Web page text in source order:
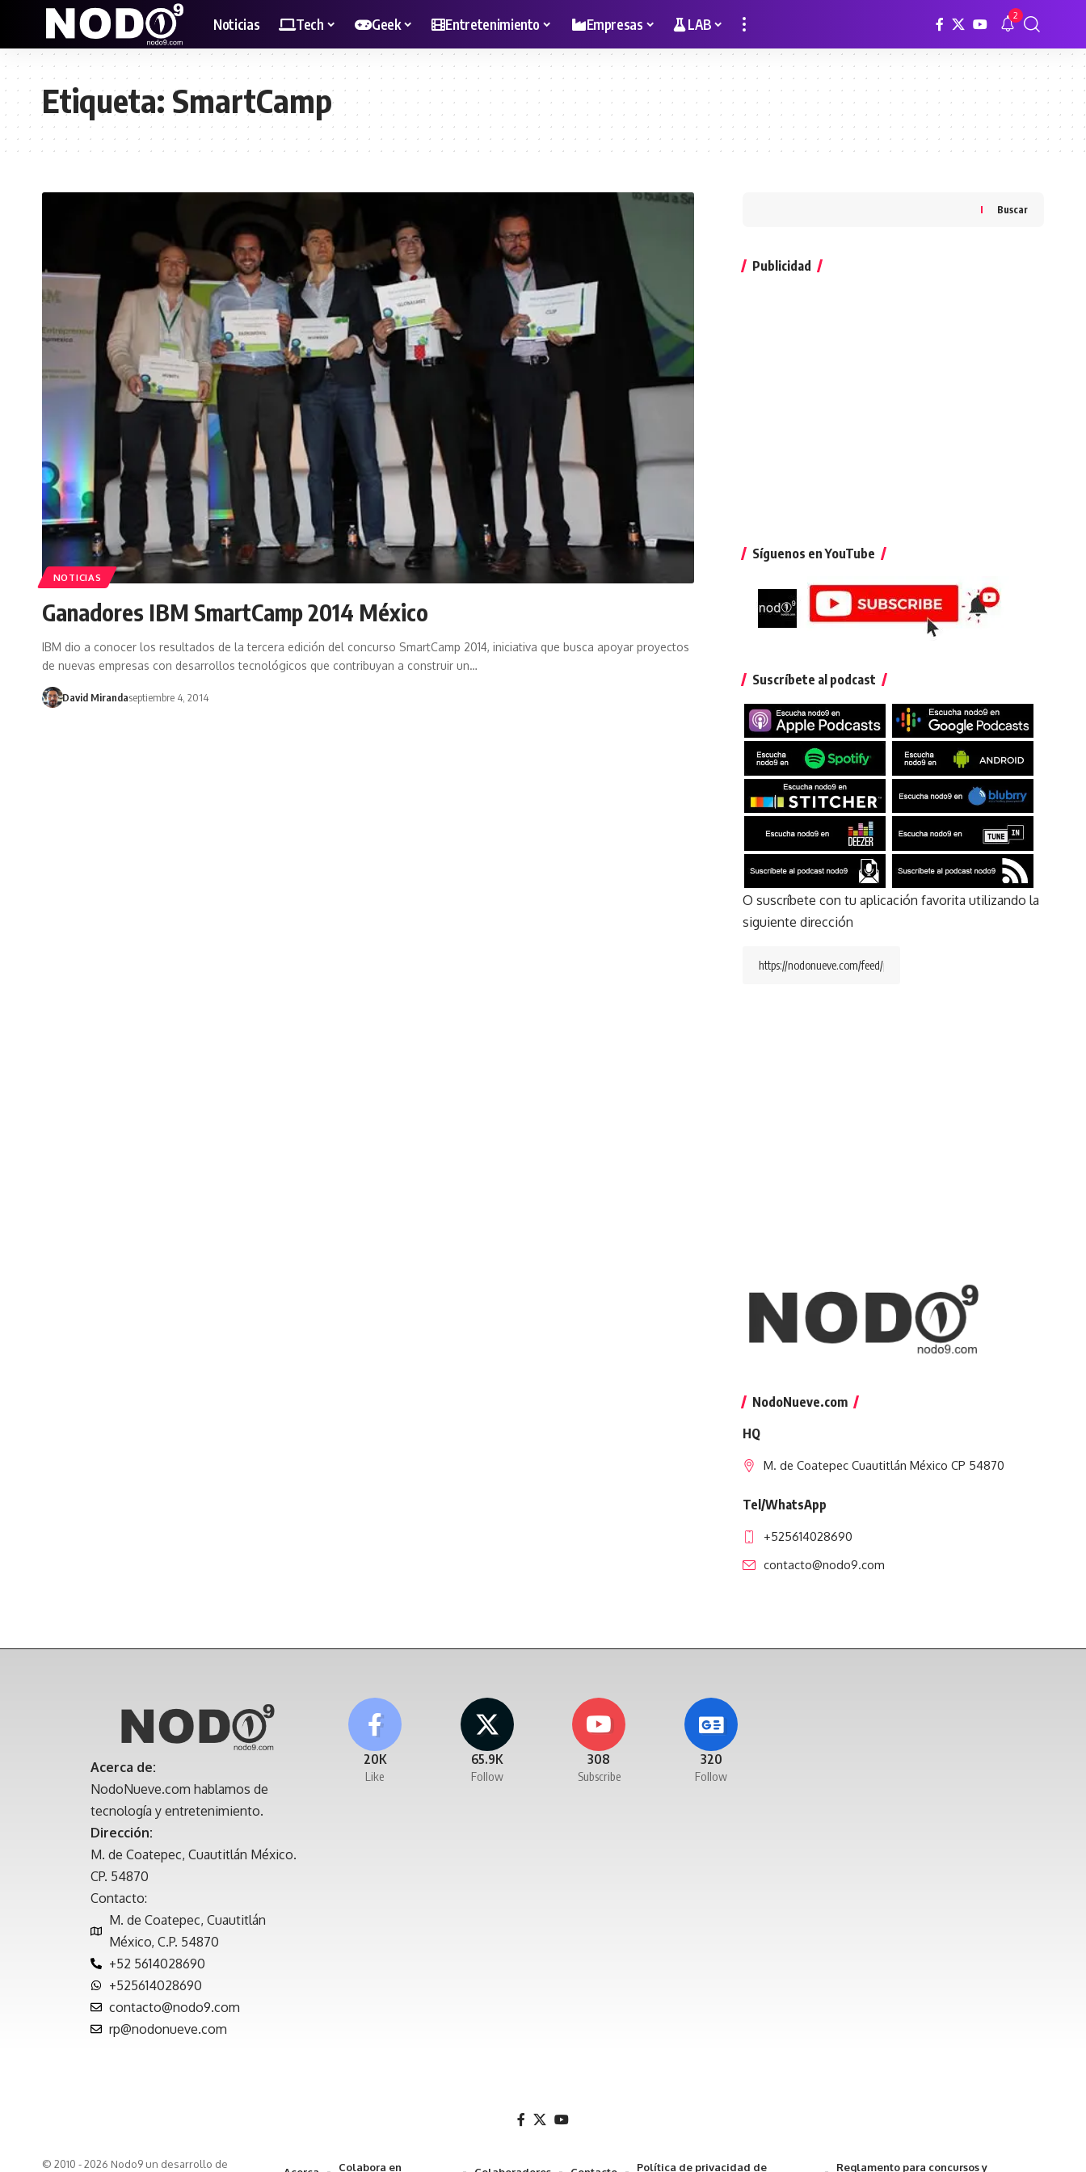
Noticias Tech Geek Entretenimiento Empresas LAB 2
Etiqueta: SmartCamp
NOTICIAS
Ganadores IBM SmartCamp 2014 México
IBM dio a conocer los resultados de la tercera edición del concurso SmartCamp 2014, iniciativa que busca apoyar proyectos
de nuevas empresas con desarrollos tecnológicos que contribuyan a construir un…
David Mirandaseptiembre 4, 2014
Buscar
Publicidad
Síguenos en YouTube
Suscríbete al podcast
O suscríbete con tu aplicación favorita utilizando la
siguiente dirección
NodoNueve.com
HQ
M. de Coatepec Cuautitlán México CP 54870
Tel/WhatsApp
+525614028690
contacto@nodo9.com
Acerca de:
NodoNueve.com hablamos de
tecnología y entretenimiento.
Dirección:
M. de Coatepec, Cuautitlán México.
CP. 54870
Contacto:
M. de Coatepec, Cuautitlán
México, C.P. 54870
+52 5614028690
+525614028690
contacto@nodo9.com
rp@nodonueve.com
20K
Like
65.9K
Follow
308
Subscribe
320
Follow
© 2010 - 2026 Nodo9 un desarrollo de
Colabora en
Política de privacidad de
Reglamento para concursos y